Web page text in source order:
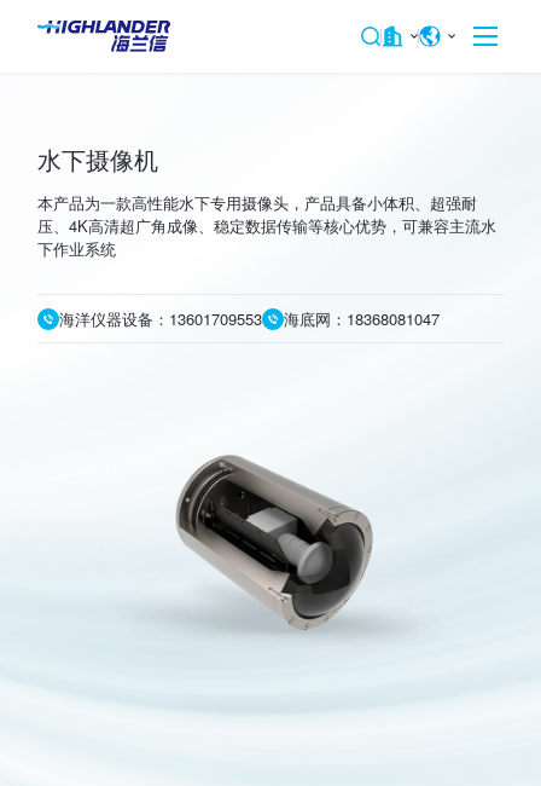
水下摄像机
本产品为一款高性能水下专用摄像头，产品具备小体积、超强耐
压、4K高清超广角成像、稳定数据传输等核心优势，可兼容主流水
下作业系统
海洋仪器设备：13601709553 海底网：18368081047